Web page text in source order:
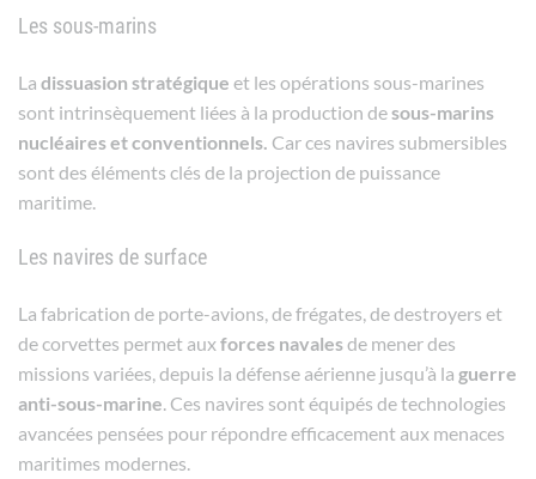
Les sous-marins
La dissuasion stratégique et les opérations sous-marines
sont intrinsèquement liées à la production desous-marins
nucléaires et conventionnels. Car ces navires submersibles
sont des éléments clés de la projection de puissance
maritime.
Les navires de surface
La fabrication de porte-avions, de frégates, de destroyers et
de corvettes permet auxforces navalesde mener des
missions variées, depuis la défense aérienne jusqu’à la guerre
anti-sous-marine. Ces navires sont équipés de technologies
avancées pensées pour répondre efficacement aux menaces
maritimes modernes.